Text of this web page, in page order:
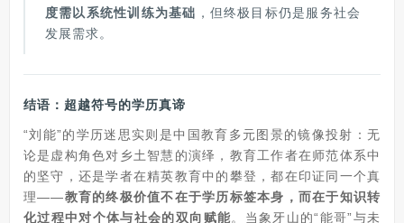
度需以系统性训练为基础 ，但终极目标仍是服务社会
发展需求。
结语：超越符号的学历真谛
“刘能”的学历迷思实则是中国教育多元图景的镜像投射：无
论是虚构角色对乡土智慧的演绎，教育工作者在师范体系中
的坚守，还是学者在精英教育中的攀登，都在印证同一个真
理——教育的终极价值不在于学历标签本身，而在于知识转
化过程中对个体与社会的双向赋能。当象牙山的“能哥”与未